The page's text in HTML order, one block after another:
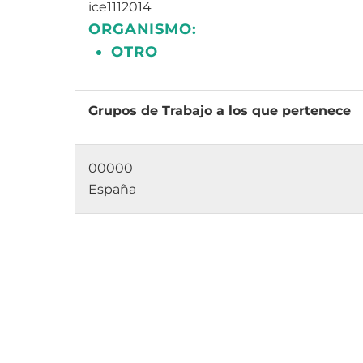
ice1112014
ORGANISMO:
OTRO
Grupos de Trabajo a los que pertenece
00000
España